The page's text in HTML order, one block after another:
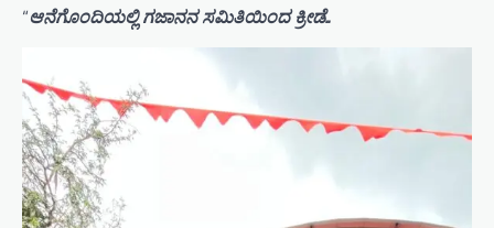
“ಆನೆಗೊಂದಿಯಲ್ಲಿ ಗಜಾನನ ಸಮಿತಿಯಿಂದ ಕ್ರೀಡೆ..